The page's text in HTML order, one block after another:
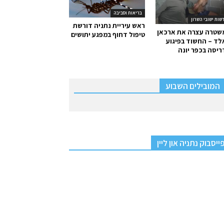
בריאות וסביבה
ראש עיריית נתניה דורשת
טיפול דחוף במפגע יתושים
ישובי השרון
עצרה את ארכאן
– החשוד בפיגוע
בכפר יונה
המובילים השבוע
פייסבוק נתניה און ליין